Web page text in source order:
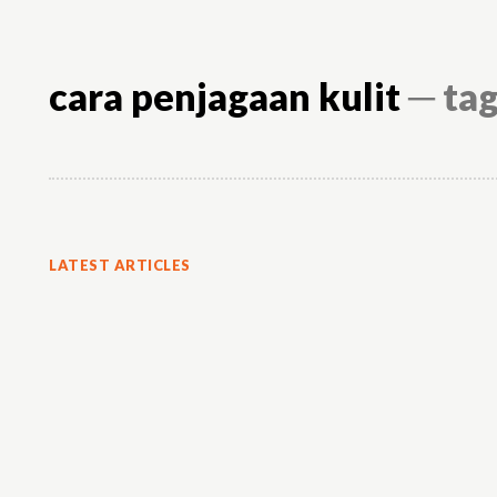
cara penjagaan kulit─
LATEST ARTICLES